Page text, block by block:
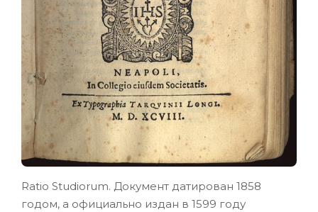
Ratio Studiorum. Документ датирован 1858
годом, а официально издан в 1599 году